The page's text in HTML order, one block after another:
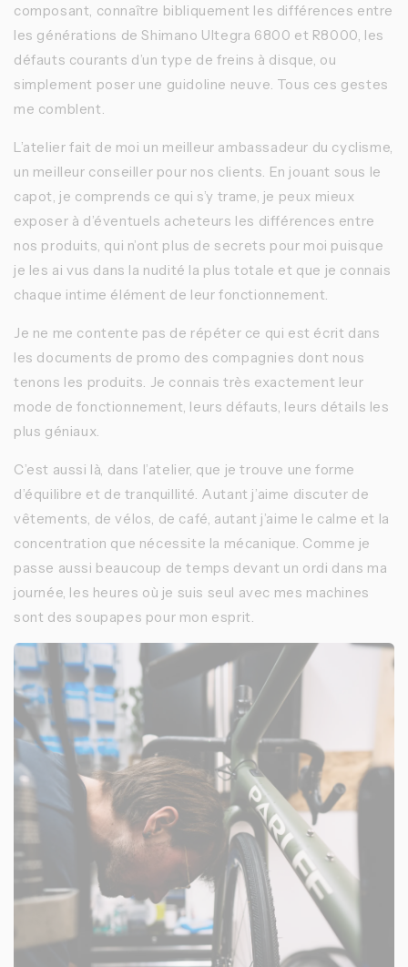
composant, connaître bibliquement les différences entre
les générations de Shimano Ultegra 6800 et R8000, les
défauts courants d’un type de freins à disque, ou
simplement poser une guidoline neuve. Tous ces gestes
me comblent.
L’atelier fait de moi un meilleur ambassadeur du cyclisme,
un meilleur conseiller pour nos clients. En jouant sous le
capot, je comprends ce qui s’y trame, je peux mieux
exposer à d’éventuels acheteurs les différences entre
nos produits, qui n’ont plus de secrets pour moi puisque
je les ai vus dans la nudité la plus totale et que je connais
chaque intime élément de leur fonctionnement.
Je ne me contente pas de répéter ce qui est écrit dans
les documents de promo des compagnies dont nous
tenons les produits. Je connais très exactement leur
mode de fonctionnement, leurs défauts, leurs détails les
plus géniaux.
C’est aussi là, dans l’atelier, que je trouve une forme
d’équilibre et de tranquillité. Autant j’aime discuter de
vêtements, de vélos, de café, autant j’aime le calme et la
concentration que nécessite la mécanique. Comme je
passe aussi beaucoup de temps devant un ordi dans ma
journée, les heures où je suis seul avec mes machines
sont des soupapes pour mon esprit.